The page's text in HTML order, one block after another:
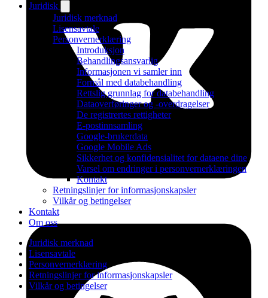
Juridisk
Juridisk merknad
Lisensavtale
Personvernerklæring
Introduksjon
Behandlingsansvarlig
Informasjonen vi samler inn
Formål med databehandling
Rettslig grunnlag for databehandling
Dataoverføringer og -overdragelser
De registrertes rettigheter
E-postinnsamling
Google-brukerdata
Google Mobile Ads
Sikkerhet og konfidensialitet for dataene dine
Varsel om endringer i personvernerklæringen
Kontakt
Retningslinjer for informasjonskapsler
Vilkår og betingelser
Kontakt
Om oss
Juridisk merknad
Lisensavtale
Personvernerklæring
Retningslinjer for informasjonskapsler
Vilkår og betingelser